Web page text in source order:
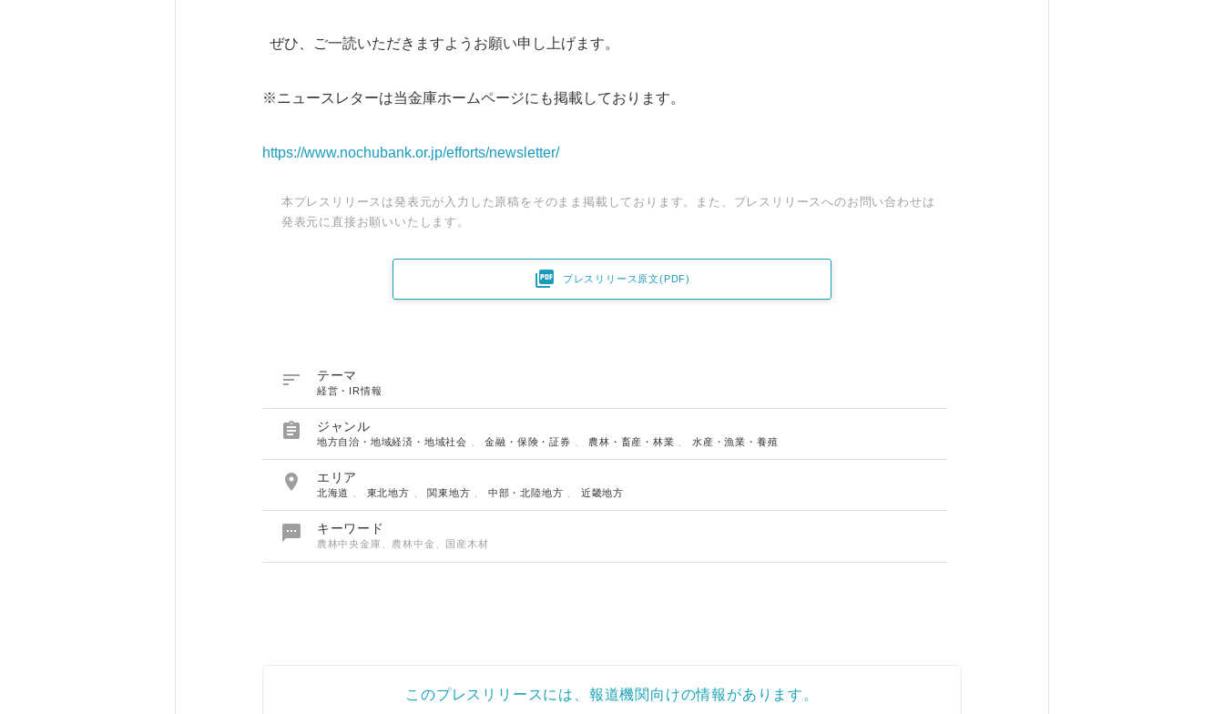
ぜひ、ご一読いただきますようお願い申し上げます。
※ニュースレターは当金庫ホームページにも掲載しております。
https://www.nochubank.or.jp/efforts/newsletter/
本プレスリリースは発表元が入力した原稿をそのまま掲載しております。また、プレスリリースへのお問い合わせは
発表元に直接お願いいたします。
 プレスリリース原文(PDF)
 テーマ
経営・IR情報
 ジャンル
地方自治・地域経済・地域社会 、金融・保険・証券 農林・畜産・林業 、水産・漁業・養殖
 エリア
北海道 東北地方 、関東地方 中部・北陸地方 近畿地方
 キーワード
農林中央金庫、農林中金、国産木材
このプレスリリースには、報道機関向けの情報があります。